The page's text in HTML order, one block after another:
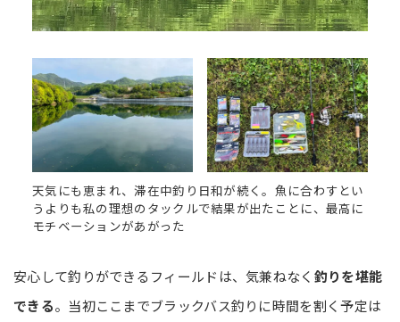
天気にも恵まれ、滞在中釣り日和が続く。魚に合わすとい
うよりも私の理想のタックルで結果が出たことに、最高に
モチベーションがあがった
安心して釣りができるフィールドは、気兼ねなく 釣りを堪能
できる。当初ここまでブラックバス釣りに時間を割く予定は